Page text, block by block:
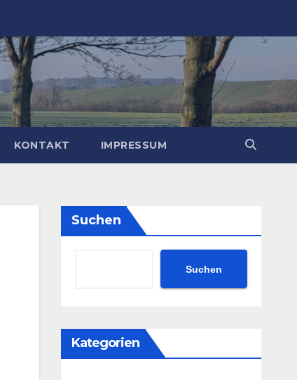
KONTAKT IMPRESSUM
Suchen
Suchen
Kategorien